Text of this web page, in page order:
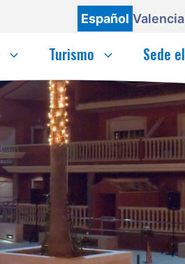
Español
Turismo Sede